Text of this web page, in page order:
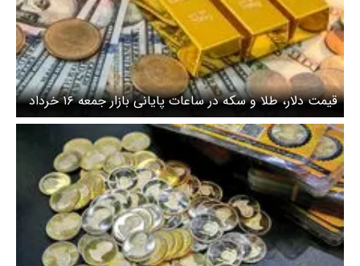
قیمت دلار، طلا و سکه در ساعات پایانی بازار جمعه ۱۶ خرداد
۱۴۰۴/ ترمز دلار کشیده شد